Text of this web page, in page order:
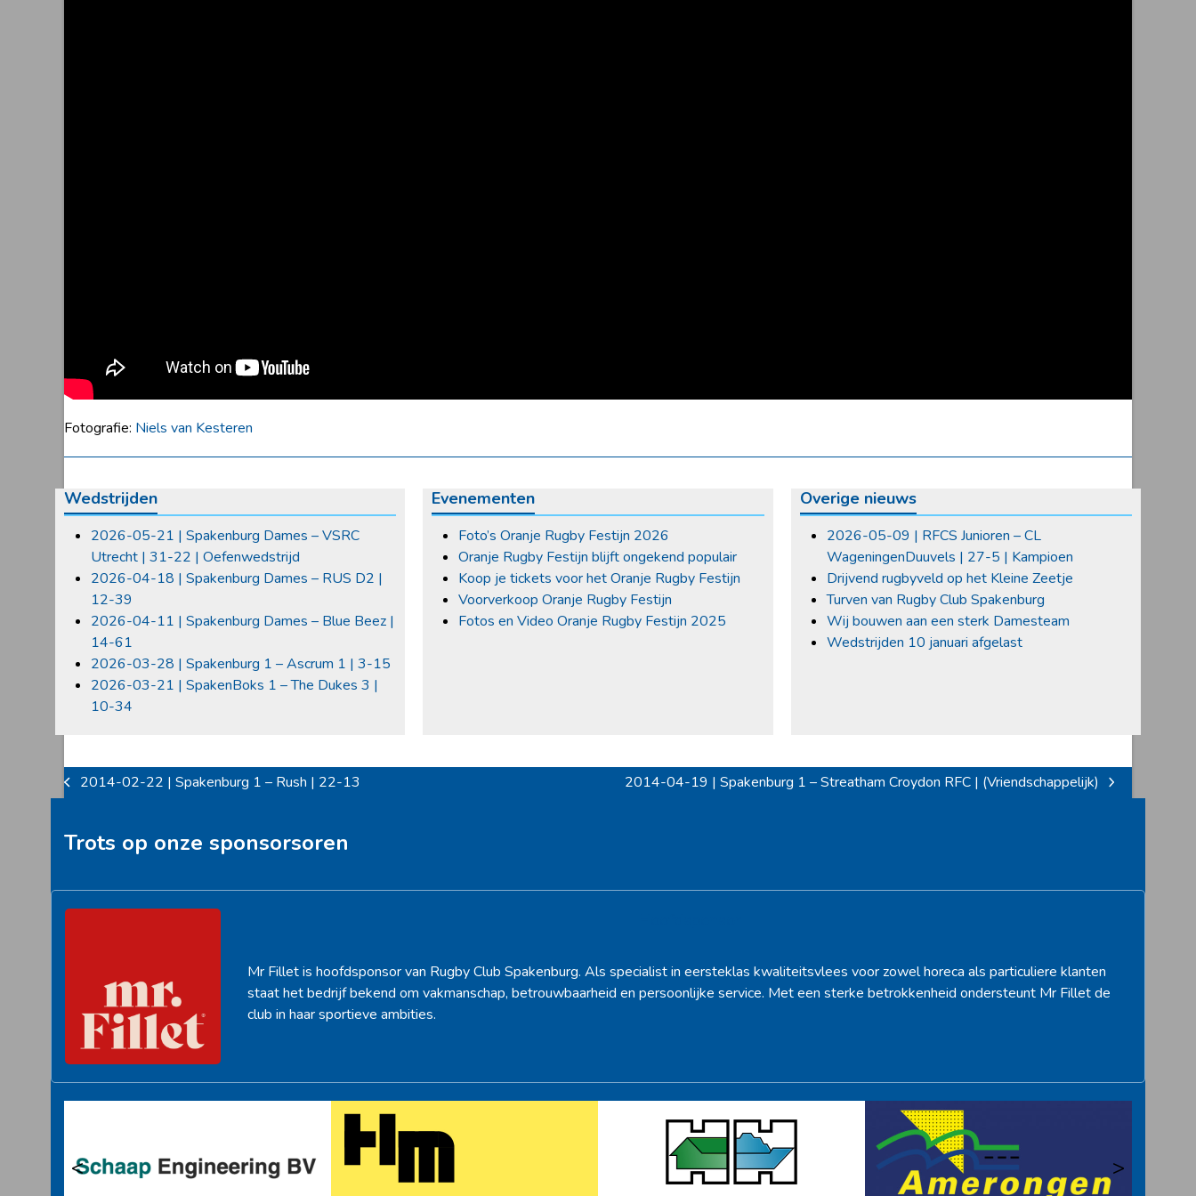
Fotografie: Niels van Kesteren
Wedstrijden
2026-05-21 | Spakenburg Dames – VSRC
Utrecht | 31-22 | Oefenwedstrijd
2026-04-18 | Spakenburg Dames – RUS D2 |
12-39
2026-04-11 | Spakenburg Dames – Blue Beez |
14-61
2026-03-28 | Spakenburg 1 – Ascrum 1 | 3-15
2026-03-21 | SpakenBoks 1 – The Dukes 3 |
10-34
Evenementen
Foto’s Oranje Rugby Festijn 2026
Oranje Rugby Festijn blijft ongekend populair
Koop je tickets voor het Oranje Rugby Festijn
Voorverkoop Oranje Rugby Festijn
Fotos en Video Oranje Rugby Festijn 2025
Overige nieuws
2026-05-09 | RFCS Junioren – CL
WageningenDuuvels | 27-5 | Kampioen
Drijvend rugbyveld op het Kleine Zeetje
Turven van Rugby Club Spakenburg
Wij bouwen aan een sterk Damesteam
Wedstrijden 10 januari afgelast
previous
2014-02-22 | Spakenburg 1 – Rush | 22-13
next
2014-04-19 | Spakenburg 1 – Streatham Croydon RFC | (Vriendschappelijk)
Trots op onze sponsorsoren
Mr Fillet is hoofdsponsor van Rugby Club Spakenburg. Als specialist in eersteklas kwaliteitsvlees voor zowel horeca als particuliere klanten
staat het bedrijf bekend om vakmanschap, betrouwbaarheid en persoonlijke service. Met een sterke betrokkenheid ondersteunt Mr Fillet de
club in haar sportieve ambities.
< >